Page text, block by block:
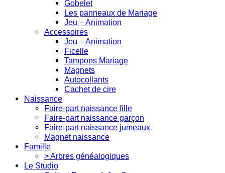
Gobelet
Les panneaux de Mariage
Jeu – Animation
Accessoires
Jeu – Animation
Ficelle
Tampons Mariage
Magnets
Autocollants
Cachet de cire
Naissance
Faire-part naissance fille
Faire-part naissance garçon
Faire-part naissance jumeaux
Magnet naissance
Famille
> Arbres généalogiques
Le Studio